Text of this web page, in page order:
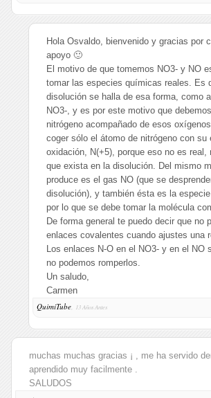
Hola Osvaldo, bienvenido y gracias por
apoyo 🙂
El motivo de que tomemos NO3- y NO
tomar las especies químicas reales. Es
disolución se halla de esa forma, como
NO3-, y es por este motivo que
nitrógeno acompañado de esos
coger sólo el átomo de nitrógeno con su
oxidación, N(+5), porque eso no es real,
que exista en la disolución. Del mismo
produce es el gas NO (que se
disolución), y también ésta es la
por lo que se debe tomar la molécula
De forma general te puedo decir que no
enlaces covalentes cuando ajustes una
Los enlaces N-O en el NO3- y en el NO
no podemos romperlos.
Un saludo,
Carmen
QuimiTube, 13 Años Antes
muchas muchas gracias ¡ , me ha servido
aprendido muy facilmente .
SALUDOS